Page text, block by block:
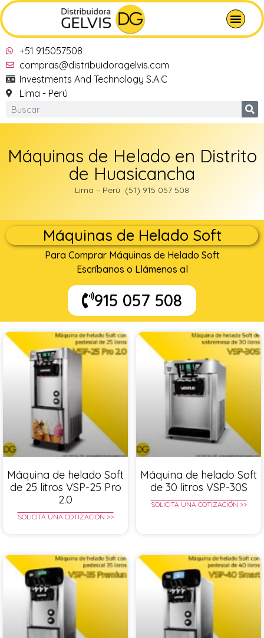
+51 915057508
compras@distribuidoragelvis.com
Investments And Technology S.A.C
Lima - Perú
Máquinas de Helado en Distrito
de Huasicancha
Lima – Perú (51) 915 057 508
Máquinas de Helado Soft
Para Comprar Máquinas de Helado Soft
Escríbanos o Llámenos al
915 057 508
Máquina de helado Soft
de 25 litros VSP-25 Pro
2.0
SOLICITA UNA COTIZACIÓN >>
Máquina de helado Soft
de 30 litros VSP-30S
SOLICITA UNA COTIZACIÓN >>